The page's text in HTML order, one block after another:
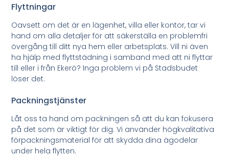
Flyttningar
Oavsett om det är en lägenhet, villa eller kontor, tar vi
hand om alla detaljer för att säkerställa en problemfri
övergång till ditt nya hem eller arbetsplats. Vill ni även
ha hjälp med flyttstädning i samband med att ni flyttar
till eller i från Ekerö? Inga problem vi på Stadsbudet
löser det.
Packningstjänster
Låt oss ta hand om packningen så att du kan fokusera
på det som är viktigt för dig. Vi använder högkvalitativa
förpackningsmaterial för att skydda dina ägodelar
under hela flytten.